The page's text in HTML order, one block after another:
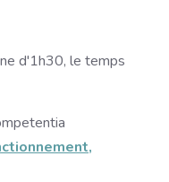
d'1h30, le temps